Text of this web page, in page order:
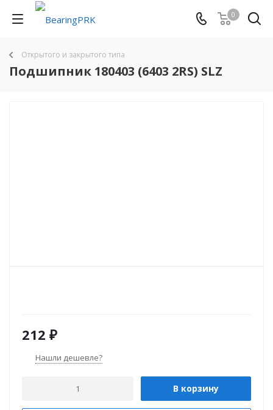
0
Открытого и закрытого типа
Подшипник 180403 (6403 2RS) SLZ
212 ₽
Нашли дешевле?
В корзину